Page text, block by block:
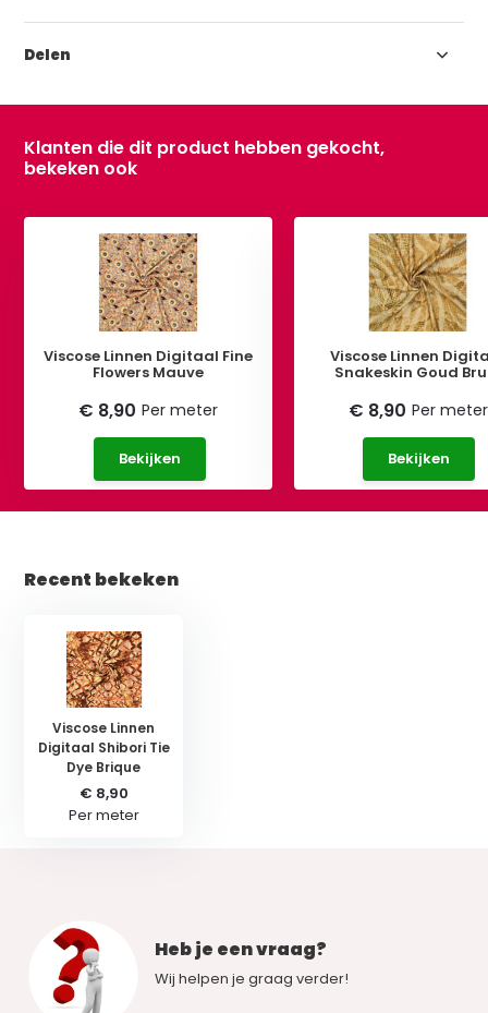
Delen
Klanten die dit product hebben gekocht,
bekeken ook
Viscose Linnen Digitaal Fine
Flowers Mauve
€ 8,90 Per meter
Bekijken
Viscose Linnen
Snakeskin Goud
€ 8,90 Per meter
Bekijken
Recent bekeken
Viscose Linnen
Digitaal Shibori Tie
Dye Brique
€ 8,90
Per meter
Heb je een vraag?
Wij helpen je graag verder!